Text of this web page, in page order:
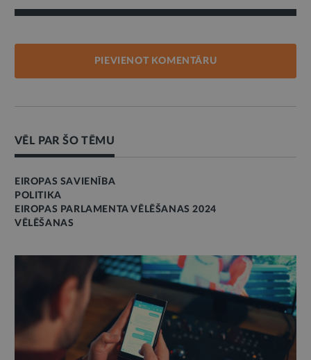
PIEVIENOT KOMENTĀRU
VĒL PAR ŠO TĒMU
EIROPAS SAVIENĪBA
POLITIKA
EIROPAS PARLAMENTA VĒLĒŠANAS 2024
VĒLĒŠANAS